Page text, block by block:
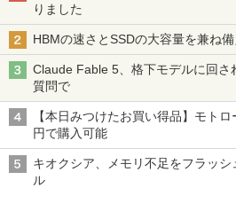
りました
HBMの速さとSSDの大容量を兼ね備
Claude Fable 5、格下モデルに回さ
質問で
【本日みつけたお買い得品】モト
円で購入可能
キオクシア、メモリ不足をフラッ
ル